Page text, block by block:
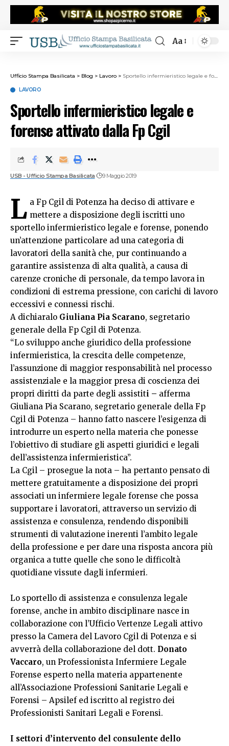
Aa
Ufficio Stampa Basilicata > Blog > Lavoro > Sportello infermieristico legale e forense attivato dalla Fp Cgil
LAVORO
Sportello infermieristico legale e
forense attivato dalla Fp Cgil
USB - Ufficio Stampa Basilicata 9 Maggio 2019
L a Fp Cgil di Potenza ha deciso di attivare e
mettere a disposizione degli iscritti uno
sportello infermieristico legale e forense, ponendo
un’attenzione particolare ad una categoria di
lavoratori della sanità che, pur continuando a
garantire assistenza di alta qualità, a causa di
carenze croniche di personale, da tempo lavora in
condizioni di estrema pressione, con carichi di lavoro
eccessivi e connessi rischi.
A dichiaralo Giuliana Pia Scarano, segretario
generale della Fp Cgil di Potenza.
“Lo sviluppo anche giuridico della professione
infermieristica, la crescita delle competenze,
l’assunzione di maggior responsabilità nel processo
assistenziale e la maggior presa di coscienza dei
propri diritti da parte degli assistiti – afferma
Giuliana Pia Scarano, segretario generale della Fp
Cgil di Potenza – hanno fatto nascere l’esigenza di
introdurre un esperto nella materia che ponesse
l’obiettivo di studiare gli aspetti giuridici e legali
dell’assistenza infermieristica”.
La Cgil – prosegue la nota – ha pertanto pensato di
mettere gratuitamente a disposizione dei propri
associati un infermiere legale forense che possa
supportare i lavoratori, attraverso un servizio di
assistenza e consulenza, rendendo disponibili
strumenti di valutazione inerenti l’ambito legale
della professione e per dare una risposta ancora più
organica a tutte quelle che sono le difficoltà
quotidiane vissute dagli infermieri.
Lo sportello di assistenza e consulenza legale
forense, anche in ambito disciplinare nasce in
collaborazione con l’Ufficio Vertenze Legali attivo
presso la Camera del Lavoro Cgil di Potenza e si
avverrà della collaborazione del dott. Donato
Vaccaro, un Professionista Infermiere Legale
Forense esperto nella materia appartenente
all’Associazione Professioni Sanitarie Legali e
Forensi – Apsilef ed iscritto al registro dei
Professionisti Sanitari Legali e Forensi.
I settori d’intervento del consulente dello